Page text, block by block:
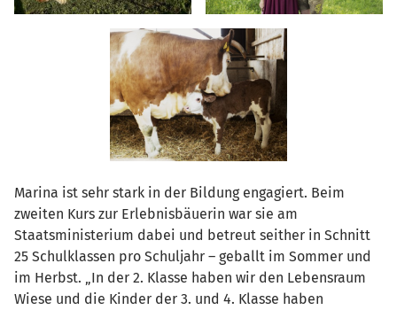
Marina ist sehr stark in der Bildung engagiert. Beim
zweiten Kurs zur Erlebnisbäuerin war sie am
Staatsministerium dabei und betreut seither in Schnitt
25 Schulklassen pro Schuljahr – geballt im Sommer und
im Herbst. „In der 2. Klasse haben wir den Lebensraum
Wiese und die Kinder der 3. und 4. Klasse haben